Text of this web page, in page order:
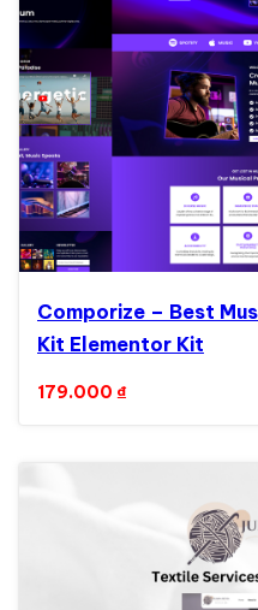
Comporize – Best
Kit Elementor Kit
179.000 ₫